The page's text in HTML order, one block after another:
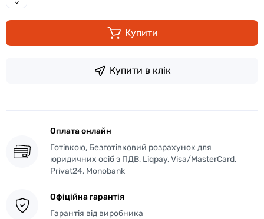
Купити
Купити в клік
Оплата онлайн
Готівкою, Безготівковий розрахунок для
юридичних осіб з ПДВ, Liqpay, Visa/MasterCard,
Privat24, Monobank
Офіційна гарантія
Гарантія від виробника